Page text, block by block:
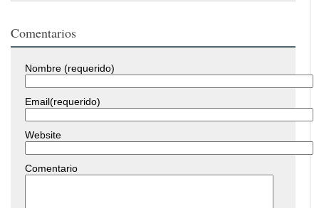
Comentarios
Nombre (requerido)
Email(requerido)
Website
Comentario